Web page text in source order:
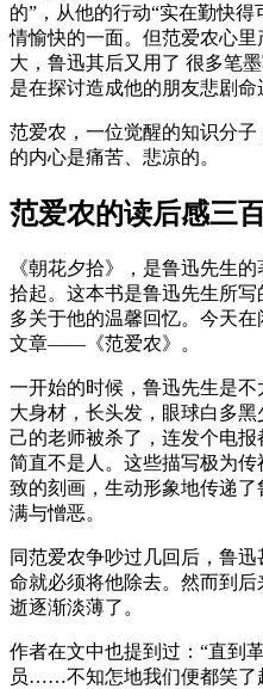
的”，从他的行动“实在勤快
情愉快的一面。但范爱农心
大，鲁迅其后又用了 很多笔
是在探讨造成他的朋友悲剧命
范爱农，一位觉醒的知识分
的内心是痛苦、悲凉的。
范爱农的读后感三
《朝花夕拾》，是鲁迅先生
拾起。这本书是鲁迅先生所
多关于他的温馨回忆。今天
文章——《范爱农》。
一开始的时候，鲁迅先生是
大身材，长头发，眼球白多
己的老师被杀了，连发个电
简直不是人。这些描写极为
致的刻画，生动形象地传递
满与憎恶。
同范爱农争吵过几回后，鲁
命就必须将他除去。然而到
逝逐渐淡薄了。
作者在文中也提到过：“直到
员……不知怎地我们便都笑了